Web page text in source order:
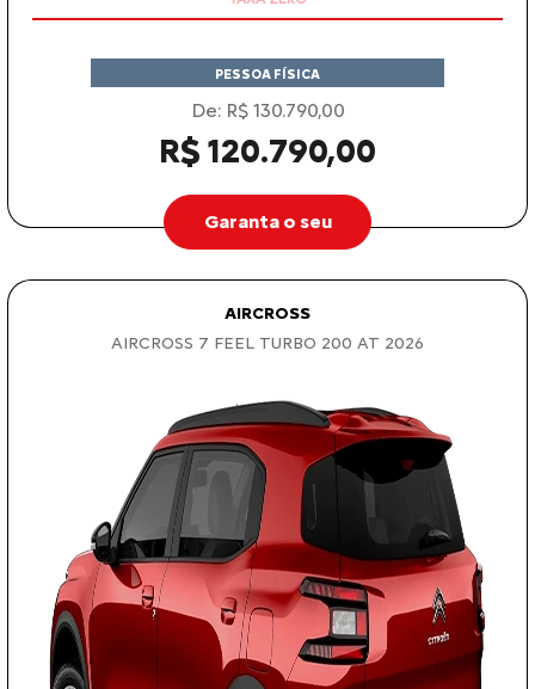
PESSOA FÍSICA
De: R$ 130.790,00
R$ 120.790,00
Garanta o seu
AIRCROSS
AIRCROSS 7 FEEL TURBO 200 AT 2026